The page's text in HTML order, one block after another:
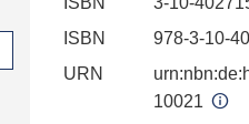
ISBN
978-3-10-
URN
10021